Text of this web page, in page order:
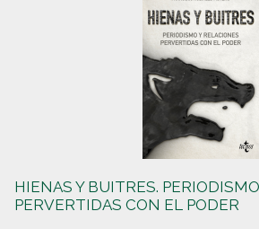
HIENAS Y BUITRES.
PERVERTIDAS CON EL PODER